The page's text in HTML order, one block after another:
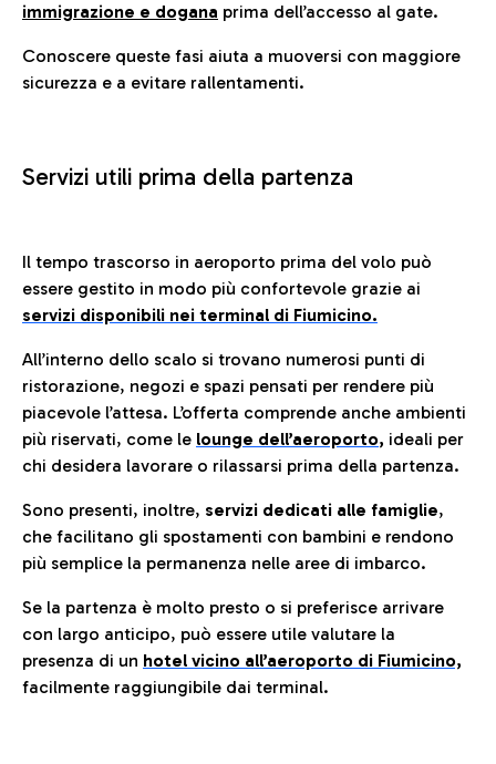
immigrazione e dogana prima dell’accesso al gate.
Conoscere queste fasi aiuta a muoversi con maggiore
sicurezza e a evitare rallentamenti.
Servizi utili prima della partenza
Il tempo trascorso in aeroporto prima del volo può
essere gestito in modo più confortevole grazie ai
servizi disponibili nei terminal di Fiumicino.
All’interno dello scalo si trovano numerosi punti di
ristorazione, negozi e spazi pensati per rendere più
piacevole l’attesa. L’offerta comprende anche ambienti
più riservati, come le lounge dell’aeroporto, ideali per
chi desidera lavorare o rilassarsi prima della partenza.
Sono presenti, inoltre, servizi dedicati alle famiglie,
che facilitano gli spostamenti con bambini e rendono
più semplice la permanenza nelle aree di imbarco.
Se la partenza è molto presto o si preferisce arrivare
con largo anticipo, può essere utile valutare la
presenza di un hotel vicino all’aeroporto di Fiumicino,
facilmente raggiungibile dai terminal.